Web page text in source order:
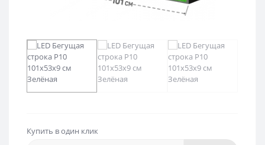
Купить в один клик